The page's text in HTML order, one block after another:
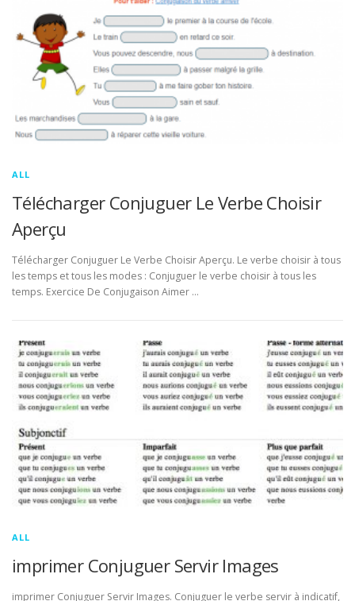
ALL
Télécharger Conjuguer Le Verbe Choisir
Aperçu
Télécharger Conjuguer Le Verbe Choisir Aperçu. Le verbe choisir à tous
les temps et tous les modes : Conjuguer le verbe choisir à tous les
temps. Exercice De Conjugaison Aimer …
ALL
imprimer Conjuguer Servir Images
imprimer Conjuguer Servir Images. Conjuguer le verbe servir à indicatif,